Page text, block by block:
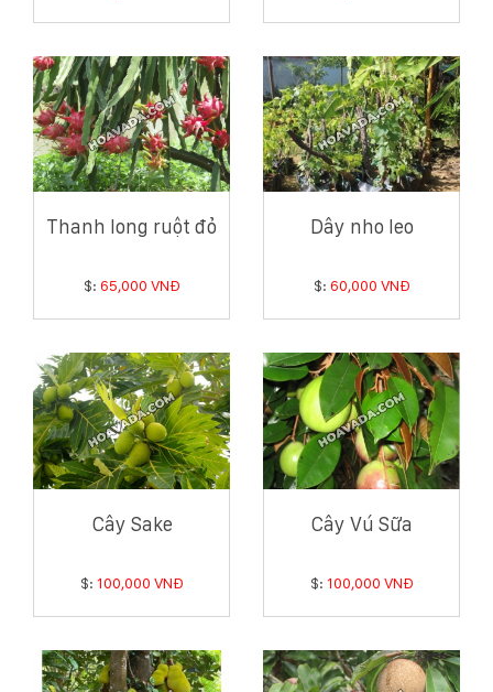
Thanh long ruột đỏ
$: 65,000 VNĐ
Dây nho leo
$: 60,000 VNĐ
Cây Sake
$: 100,000 VNĐ
Cây Vú Sữa
$: 100,000 VNĐ